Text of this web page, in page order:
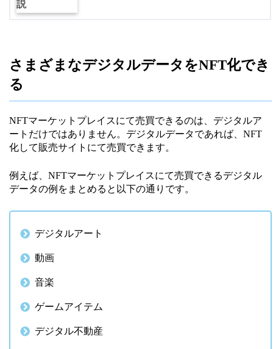
さまざまなデジタルデータをNFT化でき
る
NFTマーケットプレイスにて売買できるのは、デジタルア
ートだけではありません。デジタルデータであれば、NFT
化して販売サイトにて売買できます。
例えば、NFTマーケットプレイスにて売買できるデジタル
データの例をまとめると以下の通りです。
デジタルアート
動画
音楽
ゲームアイテム
デジタル不動産